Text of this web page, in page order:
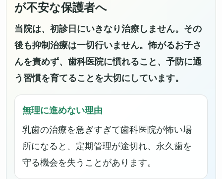
が不安な保護者へ
当院は、初診日にいきなり治療しません。その
後も抑制治療は一切行いません。怖がるお子さ
んを責めず、歯科医院に慣れること、予防に通
う習慣を育てることを大切にしています。
無理に進めない理由
乳歯の治療を急ぎすぎて歯科医院が怖い場
所になると、定期管理が途切れ、永久歯を
守る機会を失うことがあります。